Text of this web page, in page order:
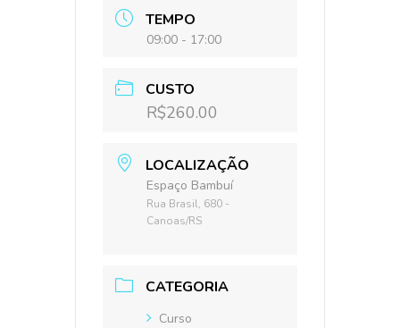
TEMPO
09:00 - 17:00
CUSTO
R$260.00
LOCALIZAÇÃO
Espaço Bambuí
Rua Brasil, 680 -
Canoas/RS
CATEGORIA
Curso